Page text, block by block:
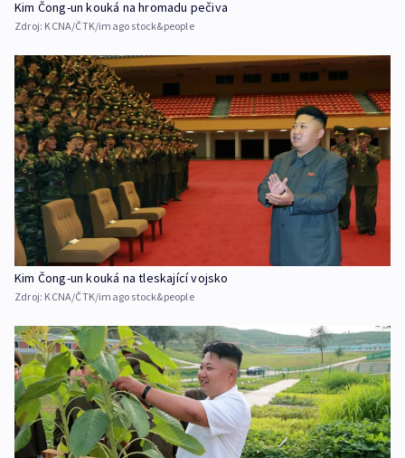
Kim Čong-un kouká na hromadu pečiva
Zdroj: KCNA/ČTK/imago stock&people
Kim Čong-un kouká na tleskající vojsko
Zdroj: KCNA/ČTK/imago stock&people